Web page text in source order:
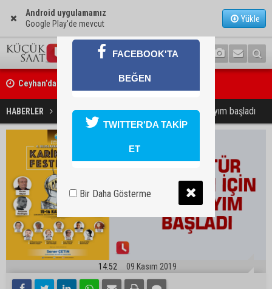
Android uygulamamız
Google Play'de mevcut
Yükle
Ceyhan’da asfalt çalışmaları sürüyor
HABERLER GÜNDEM Karikatür Festivali için geri sayım başladı
14:52 09 Kasım 2019
FACEBOOK'TA
BEĞEN
TWITTER'DA TAKİP
ET
Bir Daha Gösterme